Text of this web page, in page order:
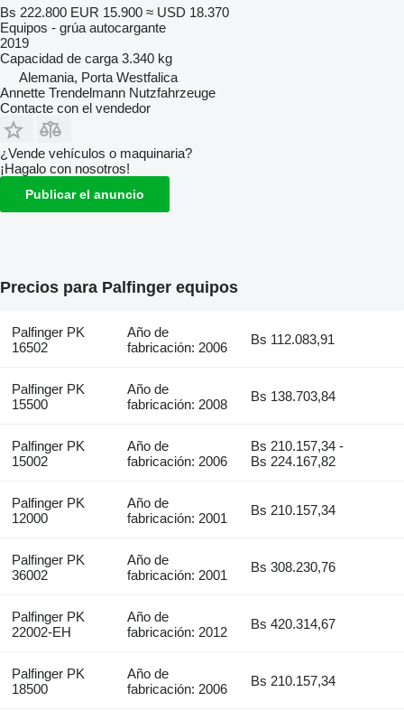
Bs 222.800 EUR 15.900 ≈ USD 18.370
Equipos - grúa autocargante
2019
Capacidad de carga 3.340 kg
Alemania, Porta Westfalica
Annette Trendelmann Nutzfahrzeuge
Contacte con el vendedor
¿Vende vehículos o maquinaria?
¡Hagalo con nosotros!
Publicar el anuncio
Precios para Palfinger equipos
Palfinger PK
16502
Año de
fabricación: 2006
Bs 112.083,91
Palfinger PK
15500
Año de
fabricación: 2008
Bs 138.703,84
Palfinger PK
15002
Año de
fabricación: 2006
Bs 210.157,34 -
Bs 224.167,82
Palfinger PK
12000
Año de
fabricación: 2001
Bs 210.157,34
Palfinger PK
36002
Año de
fabricación: 2001
Bs 308.230,76
Palfinger PK
22002-EH
Año de
fabricación: 2012
Bs 420.314,67
Palfinger PK
18500
Año de
fabricación: 2006
Bs 210.157,34